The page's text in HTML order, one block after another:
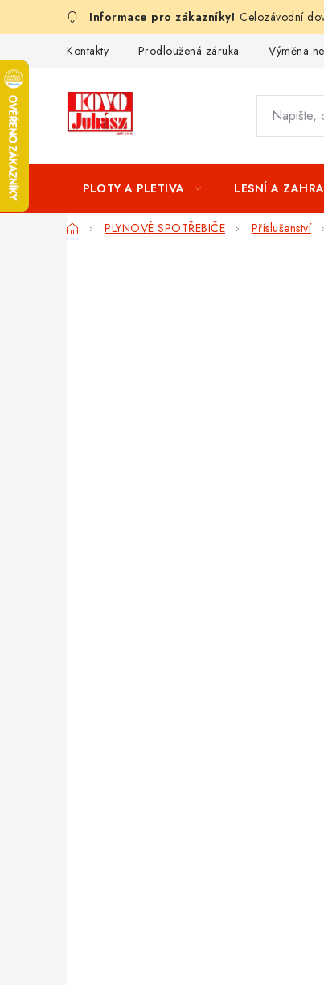
Celozávodní
Kontakty Prodloužená záruka Výměna
PLOTY A PLETIVA LESNÍ A
DomůPLYNOVÉ SPOTŘEBIČE Příslušenství